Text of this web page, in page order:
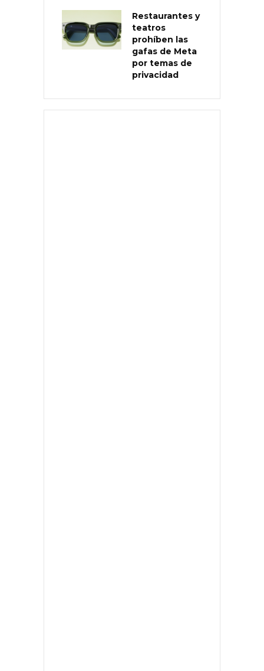
Restaurantes y
teatros
prohíben las
gafas de Meta
por temas de
privacidad